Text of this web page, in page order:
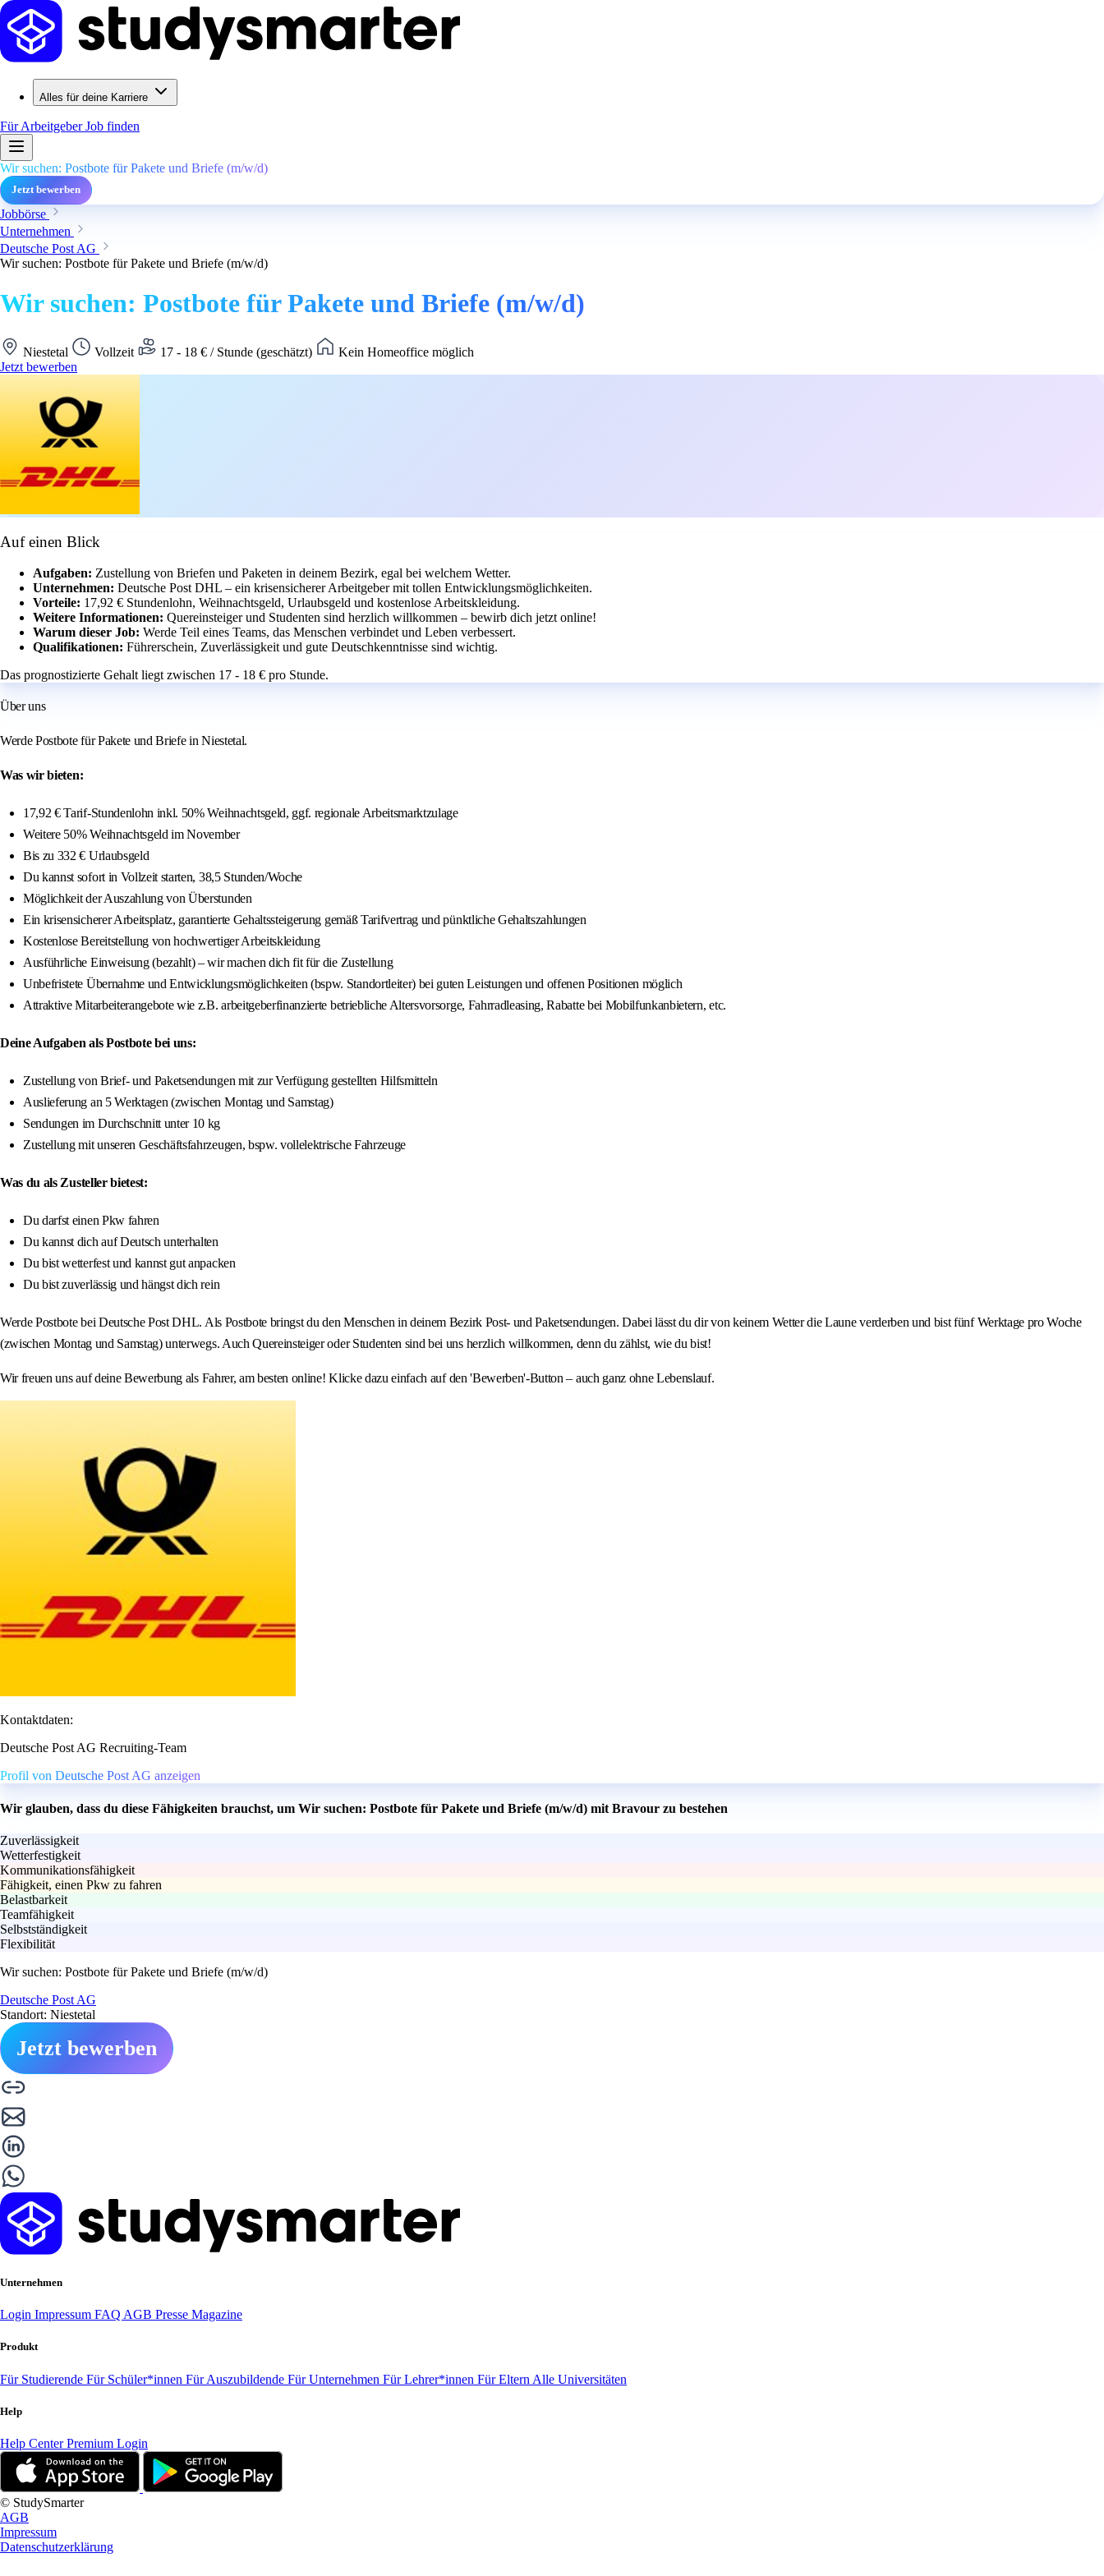
Alles für deine Karriere
Für ArbeitgeberJob finden
Wir suchen: Postbote für Pakete und Briefe (m/w/d)
Jetzt bewerben
Jobbörse
Unternehmen
Deutsche Post AG
Wir suchen: Postbote für Pakete und Briefe (m/w/d)
Wir suchen: Postbote für Pakete und Briefe (m/w/d)
Niestetal Vollzeit 17 - 18 € / Stunde (geschätzt)
Kein Homeoffice möglich
Jetzt bewerben
Auf einen Blick
Aufgaben: Zustellung von Briefen und Paketen in deinem Bezirk, egal bei welchem Wetter.
Unternehmen: Deutsche Post DHL – ein krisensicherer Arbeitgeber mit tollen Entwicklungsmöglichkeiten.
Vorteile: 17,92 € Stundenlohn, Weihnachtsgeld, Urlaubsgeld und kostenlose Arbeitskleidung.
Weitere Informationen: Quereinsteiger und Studenten sind herzlich willkommen – bewirb dich jetzt online!
Warum dieser Job: Werde Teil eines Teams, das Menschen verbindet und Leben verbessert.
Qualifikationen: Führerschein, Zuverlässigkeit und gute Deutschkenntnisse sind wichtig.
Das prognostizierte Gehalt liegt zwischen 17 - 18 € pro Stunde.
Über uns
Werde Postbote für Pakete und Briefe in Niestetal.
Was wir bieten:
17,92 € Tarif-Stundenlohn inkl. 50% Weihnachtsgeld, ggf. regionale Arbeitsmarktzulage
Weitere 50% Weihnachtsgeld im November
Bis zu 332 € Urlaubsgeld
Du kannst sofort in Vollzeit starten, 38,5 Stunden/Woche
Möglichkeit der Auszahlung von Überstunden
Ein krisensicherer Arbeitsplatz, garantierte Gehaltssteigerung gemäß Tarifvertrag und pünktliche Gehaltszahlungen
Kostenlose Bereitstellung von hochwertiger Arbeitskleidung
Ausführliche Einweisung (bezahlt) – wir machen dich fit für die Zustellung
Unbefristete Übernahme und Entwicklungsmöglichkeiten (bspw. Standortleiter) bei guten Leistungen und offenen Positionen möglich
Attraktive Mitarbeiterangebote wie z.B. arbeitgeberfinanzierte betriebliche Altersvorsorge, Fahrradleasing, Rabatte bei Mobilfunkanbietern, etc.
Deine Aufgaben als Postbote bei uns:
Zustellung von Brief- und Paketsendungen mit zur Verfügung gestellten Hilfsmitteln
Auslieferung an 5 Werktagen (zwischen Montag und Samstag)
Sendungen im Durchschnitt unter 10 kg
Zustellung mit unseren Geschäftsfahrzeugen, bspw. vollelektrische Fahrzeuge
Was du als Zusteller bietest:
Du darfst einen Pkw fahren
Du kannst dich auf Deutsch unterhalten
Du bist wetterfest und kannst gut anpacken
Du bist zuverlässig und hängst dich rein
Werde Postbote bei Deutsche Post DHL. Als Postbote bringst du den Menschen in deinem Bezirk Post- und Paketsendungen. Dabei lässt du dir von keinem Wetter die Laune verderben und bist fünf Werktage pro Woche
(zwischen Montag und Samstag) unterwegs. Auch Quereinsteiger oder Studenten sind bei uns herzlich willkommen, denn du zählst, wie du bist!
Wir freuen uns auf deine Bewerbung als Fahrer, am besten online! Klicke dazu einfach auf den 'Bewerben'-Button – auch ganz ohne Lebenslauf.
Kontaktdaten:
Deutsche Post AG Recruiting-Team
Profil von Deutsche Post AG anzeigen
Wir glauben, dass du diese Fähigkeiten brauchst, um Wir suchen: Postbote für Pakete und Briefe (m/w/d) mit Bravour zu bestehen
Zuverlässigkeit
Wetterfestigkeit
Kommunikationsfähigkeit
Fähigkeit, einen Pkw zu fahren
Belastbarkeit
Teamfähigkeit
Selbstständigkeit
Flexibilität
Wir suchen: Postbote für Pakete und Briefe (m/w/d)
Deutsche Post AG
Standort: Niestetal
Jetzt bewerben
Unternehmen
Login Impressum FAQ AGB Presse Magazine
Produkt
Für Studierende Für Schüler*innen Für Auszubildende Für Unternehmen Für Lehrer*innen Für Eltern Alle Universitäten
Help
Help CenterPremium Login
© StudySmarter
AGB
Impressum
Datenschutzerklärung